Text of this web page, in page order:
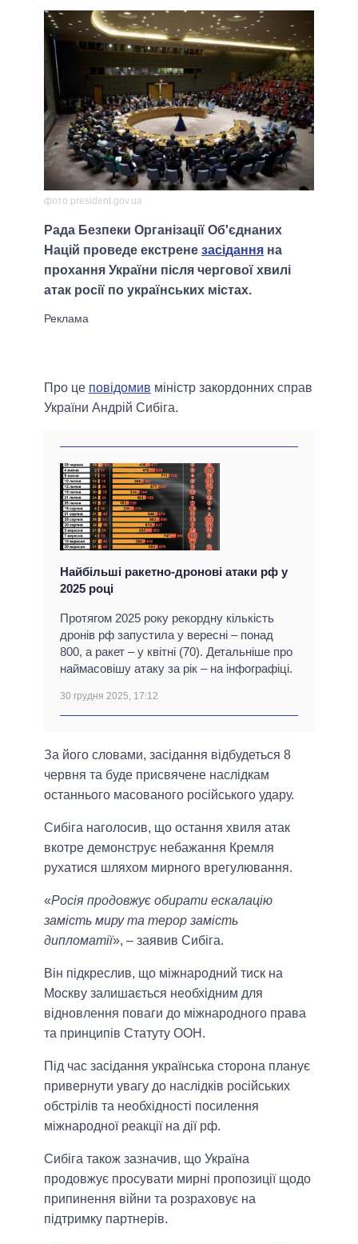
фото president.gov.ua
Рада Безпеки Організації Об'єднаних
Націй проведе екстрене засідання на
прохання України після чергової хвилі
атак росії по українських містах.
Про це повідомив міністр закордонних справ
України Андрій Сибіга.
Найбільші ракетно-дронові атаки рф у
2025 році
Протягом 2025 року рекордну кількість
дронів рф запустила у вересні – понад
800, а ракет – у квітні (70). Детальніше про
наймасовішу атаку за рік – на інфографіці.
30 грудня 2025, 17:12
За його словами, засідання відбудеться 8
червня та буде присвячене наслідкам
останнього масованого російського удару.
Сибіга наголосив, що остання хвиля атак
вкотре демонструє небажання Кремля
рухатися шляхом мирного врегулювання.
«Росія продовжує обирати ескалацію
замість миру та терор замість
дипломатії», – заявив Сибіга.
Він підкреслив, що міжнародний тиск на
Москву залишається необхідним для
відновлення поваги до міжнародного права
та принципів Статуту ООН.
Під час засідання українська сторона планує
привернути увагу до наслідків російських
обстрілів та необхідності посилення
міжнародної реакції на дії рф.
Сибіга також зазначив, що Україна
продовжує просувати мирні пропозиції щодо
припинення війни та розраховує на
підтримку партнерів.